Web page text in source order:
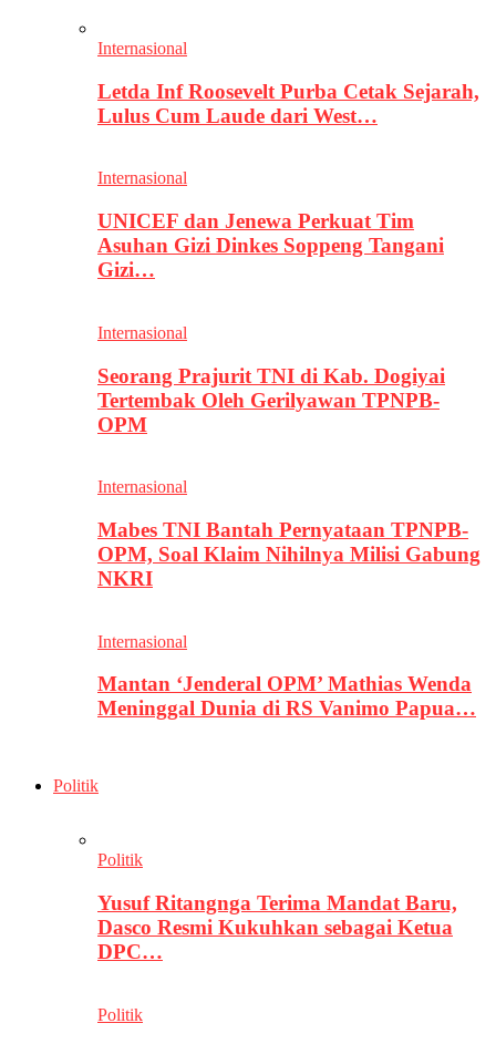
Internasional
Letda Inf Roosevelt Purba Cetak Sejarah,
Lulus Cum Laude dari West…
Internasional
UNICEF dan Jenewa Perkuat Tim
Asuhan Gizi Dinkes Soppeng Tangani
Gizi…
Internasional
Seorang Prajurit TNI di Kab. Dogiyai
Tertembak Oleh Gerilyawan TPNPB-
OPM
Internasional
Mabes TNI Bantah Pernyataan TPNPB-
OPM, Soal Klaim Nihilnya Milisi Gabung
NKRI
Internasional
Mantan ‘Jenderal OPM’ Mathias Wenda
Meninggal Dunia di RS Vanimo Papua…
Politik
Politik
Yusuf Ritangnga Terima Mandat Baru,
Dasco Resmi Kukuhkan sebagai Ketua
DPC…
Politik